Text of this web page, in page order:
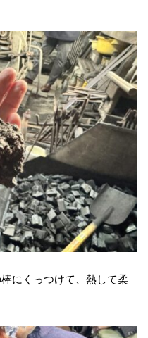
にくっつけて、熱して柔